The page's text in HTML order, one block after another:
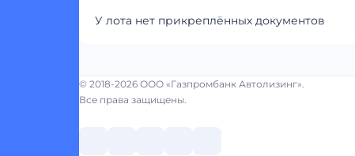
У лота нет прикреплённых документов
© 2018-2026 ООО «Газпромбанк Автолизинг».
Все права защищены.